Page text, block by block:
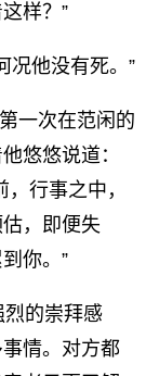
样？”
况他没有死。”
一次在范闲的
悠悠说道：
行事之中，
，即便失
你。”
的崇拜感
情。对方都